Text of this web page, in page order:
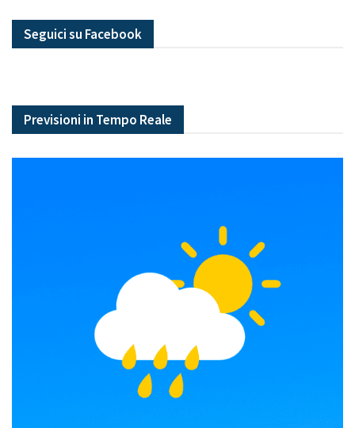
Seguici su Facebook
Previsioni in Tempo Reale